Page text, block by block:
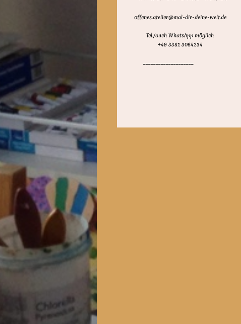
offenes.atelier@mal-dir-deine-welt.de
Tel./auch WhatsApp möglich
+49 3381 3064234